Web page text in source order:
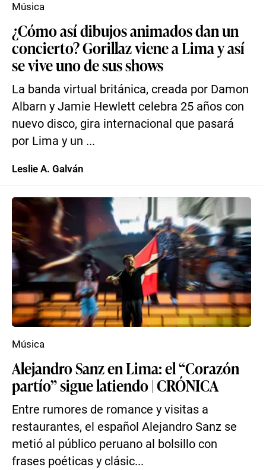
¿Cómo así dibujos animados dan un
concierto? Gorillaz viene a Lima y así
se vive uno de sus shows
La banda virtual británica, creada por Damon
Albarn y Jamie Hewlett celebra 25 años con
nuevo disco, gira internacional que pasará
por Lima y un ...
Música
Leslie A. Galván
Alejandro Sanz en Lima: el “Corazón
partío” sigue latiendo | CRÓNICA
Entre rumores de romance y visitas a
restaurantes, el español Alejandro Sanz se
metió al público peruano al bolsillo con
frases poéticas y clásic...
Música